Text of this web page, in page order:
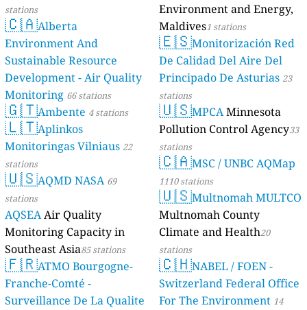
stations
🇨🇦Alberta
Environment And
Sustainable Resource
Development - Air Quality
Monitoring 66 stations
🇬🇹Ambente 4 stations
🇱🇹Aplinkos
Monitoringas Vilniaus 22
stations
🇺🇸AQMD NASA 69
stations
AQSEAAir Quality
Monitoring Capacity in
Southeast Asia85 stations
🇫🇷ATMO Bourgogne-
Franche-Comté -
Surveillance De La Qualite
Environment and Energy,
Maldives1 stations
🇪🇸Monitorización Red
De Calidad Del Aire Del
Principado De Asturias 23
stations
🇺🇸MPCAMinnesota
Pollution Control Agency33
stations
🇨🇦MSC / UNBC AQMap
1110 stations
🇺🇸Multnomah MULTCO
Multnomah County
Climate and Health20
stations
🇨🇭NABEL / FOEN -
Switzerland Federal Office
For The Environment 14